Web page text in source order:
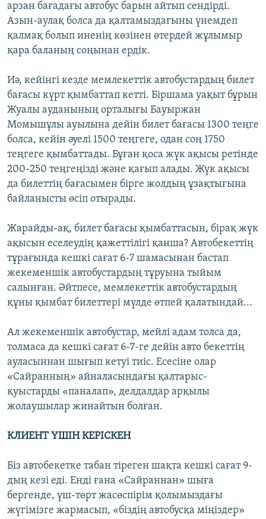
арзан бағадағы автобус барын айтып сендірді.
Азын-аулақ болса да қалтамыздағыны үнемдеп
қалмақ болып иненің көзінен өтердей жұлымыр
қара баланың соңынан ердік.
Иә, кейінгі кезде мемлекеттік автобустардың билет
бағасы күрт қымбаттап кетті. Біршама уақыт бұрын
Жуалы ауданының орталығы Бауыржан
Момышұлы ауылына дейін билет бағасы 1300 теңге
болса, кейін әуелі 1500 теңгеге, одан соң 1750
теңгеге қымбаттады. Бұған қоса жүк ақысы ретінде
200-250 теңгеңізді және қағып алады. Жүк ақысы
да билеттің бағасымен бірге жолдың ұзақтығына
байланысты өсіп отырады.
Жарайды-ақ, билет бағасы қымбаттасын, бірақ жүк
ақысын еселеудің қажеттілігі қанша? Автобекеттің
тұрағында кешкі сағат 6-7 шамасынан бастап
жекеменшік автобустардың тұруына тыйым
салынған. Әйтпесе, мемлекеттік автобустардың
құны қымбат билеттері мүлде өтпей қалатындай...
Ал жекеменшік автобустар, мейлі адам толса да,
толмаса да кешкі сағат 6-7-ге дейін авто бекеттің
ауласыннан шығып кетуі тиіс. Есесіне олар
«Сайранның» айналасындағы қалтарыс-
қуыстарды «паналап», делдалдар арқылы
жолаушылар жинайтын болған.
КЛИЕНТ ҮШІН КЕРІСКЕН
Біз автобекетке табан тіреген шақта кешкі сағат 9-
дың кезі еді. Енді ғана «Сайраннан» шыға
бергенде, үш-төрт жасөспірім қолымыздағы
жүгімізге жармасып, «біздің автобусқа міңіздер»